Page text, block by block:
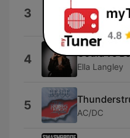
3 MAYBE.
SIENNA
4 Could've
Ella Langley
5 AC/DC